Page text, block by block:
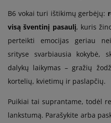
B6 vokai turi ištikimų gerbėjų:
visą šventinį pasaulį, kuris
perteikti emocijas geriau
srityse svarbiausia kokybė,
dalykų laikymas – gražių
kortelių, kvietimų ir paslapčių.
Puikiai tai suprantame, todėl
lankstumą. Parašykite arba